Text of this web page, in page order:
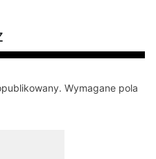
Wymagane pola